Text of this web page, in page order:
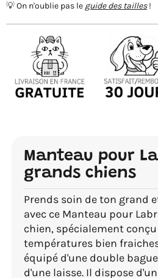
💡 On n'oublie pas le guide des tailles!
Manteau pour
grands chiens
Prends soin de ton grand
avec ce Manteau pour
chien, spécialement
températures bien
équipé d'une double
d'une laisse. Il dispose